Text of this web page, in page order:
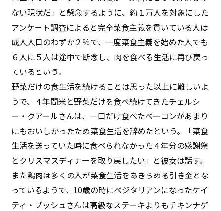
ない現状だ」と懸念するように、約１万人を対象にした
アンケート調査によると完全菜食主義を貫いている人は
成人人口のわずか２％で、一度菜食主義を始めた人でも
６人に５人は途中で断念し、肉を食べる生活に再び戻っ
ているという。
野菜だけの食生活を続けることは思った以上に難しいよ
うで、４年間米と野菜だけを食べ続けてきたチェルシ
ー・クアールさんは、一口だけ食べたベーコンがあまり
にもおいしかったため菜食生活を辞めたという。「菜食
生活を送っていた時に食べられなかった４年分の感謝祭
とクリスマスディナーを取り戻したい」と彼女は話す。
また鶏肉は多くの人が菜食生活をあきらめる引き金とな
っているようで、10歳の時にベジタリアンになったケイ
ティ・ブッシュさんは高級なステーキよりもチキンナゲ